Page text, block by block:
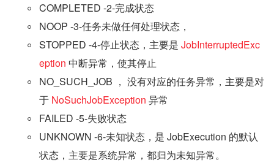
COMPLETED -2-完成状态
NOOP -3-任务未做任何处理状态，
STOPPED -4-停止状态，主要是 JobInterruptedExc
eption 中断异常，使其停止
NO_SUCH_JOB ， 没有对应的任务异常，主要是对
于 NoSuchJobException 异常
FAILED -5-失败状态
UNKNOWN -6-未知状态，是 JobExecution 的默认
状态，主要是系统异常，都归为未知异常。